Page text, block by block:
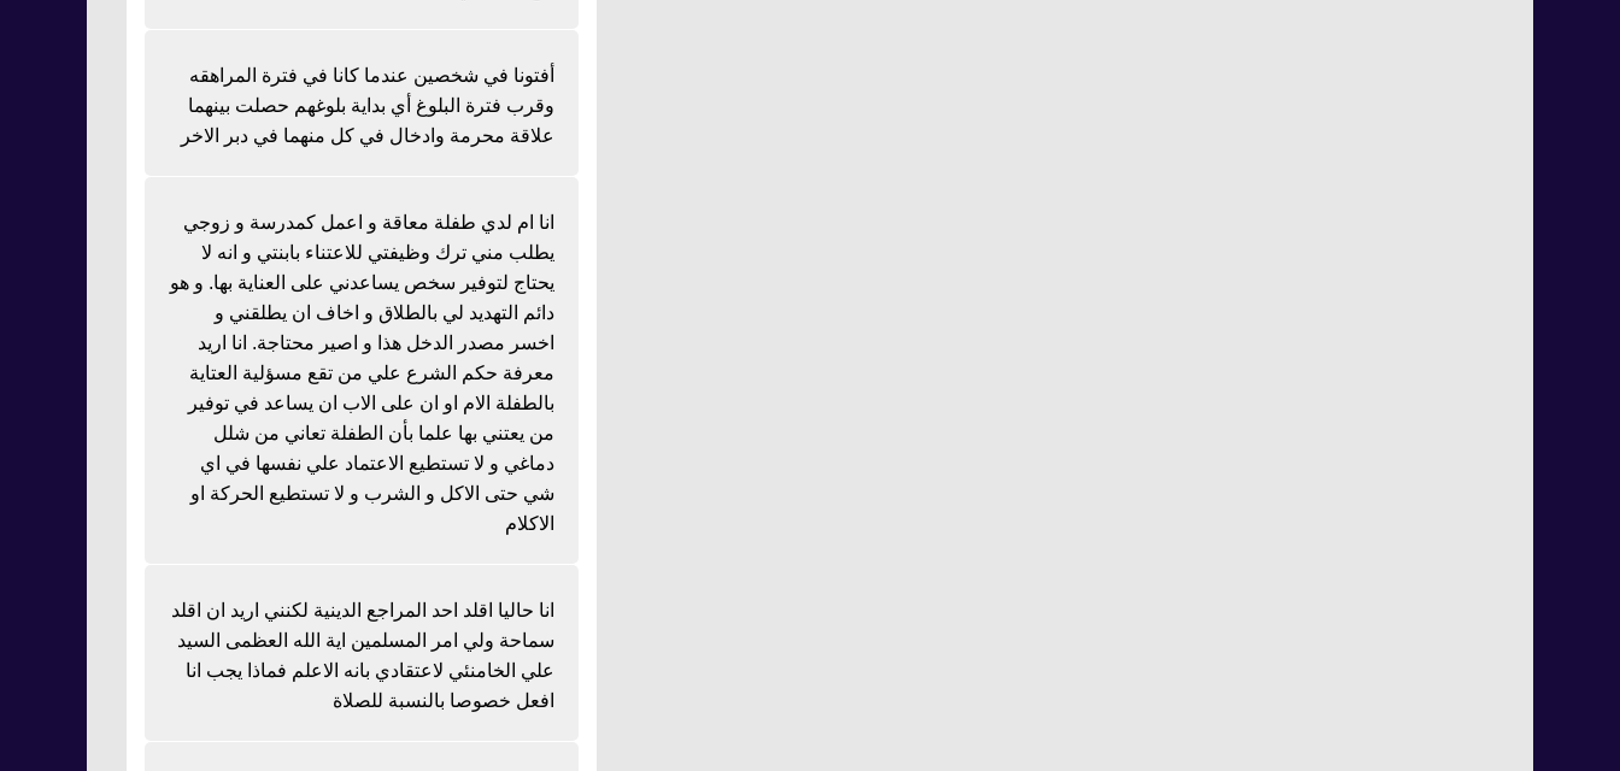
أفتونا في شخصين عندما كانا في فترة المراهقه
وقرب فترة البلوغ أي بداية بلوغهم حصلت بينهما
علاقة محرمة وادخال في كل منهما في دبر الاخر
انا ام لدي طفلة معاقة و اعمل كمدرسة و زوجي
يطلب مني ترك وظيفتي للاعتناء بابنتي و انه لا
يحتاج لتوفير سخص يساعدني على العناية بها. و هو
دائم التهديد لي بالطلاق و اخاف ان يطلقني و
اخسر مصدر الدخل هذا و اصير محتاجة. انا اريد
معرفة حكم الشرع علي من تقع مسؤلية العتاية
بالطفلة الام او ان على الاب ان يساعد في توفير
من يعتني بها علما بأن الطفلة تعاني من شلل
دماغي و لا تستطيع الاعتماد علي نفسها في اي
شي حتى الاكل و الشرب و لا تستطيع الحركة او
الاكلام
انا حاليا اقلد احد المراجع الدينية لكنني اريد ان اقلد
سماحة ولي امر المسلمين اية الله العظمى السيد
علي الخامنئي لاعتقادي بانه الاعلم فماذا يجب انا
افعل خصوصا بالنسبة للصلاة